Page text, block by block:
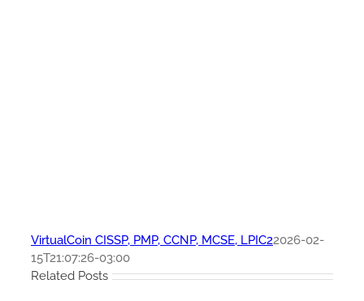
VirtualCoin CISSP, PMP, CCNP, MCSE, LPIC22026-02-
15T21:07:26-03:00
Related Posts